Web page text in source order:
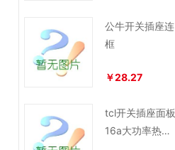
公牛开关插座连
框
￥28.27
tcl开关插座面板
16a大功率热水